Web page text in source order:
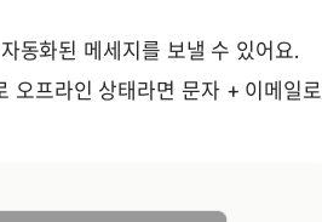
동화된 메세지를 보낼 수 있어요.
오프라인 상태라면 문자 + 이메일로